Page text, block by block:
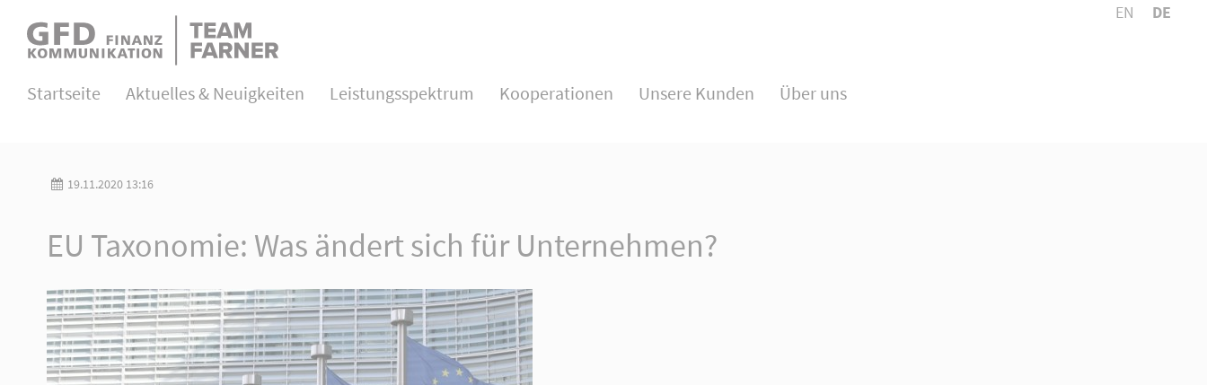
Direkt zum Hauptinhalt springen
Login
Anmelden
Register|Lost your password?
Lorem ipsum dolor sit amet:
Mon - Fri 8:00am - 5:00pm
Cybersteel Inc.
About us
Startseite Aktuelles & Neuigkeiten Leistungsspektrum Kooperationen Unsere Kunden Über uns
EN DE
19.11.2020 13:16
EU Taxonomie: Was ändert sich für Unternehmen?